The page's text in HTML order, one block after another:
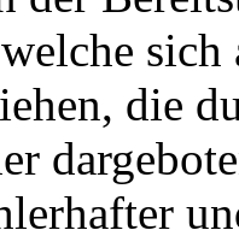
sich
die